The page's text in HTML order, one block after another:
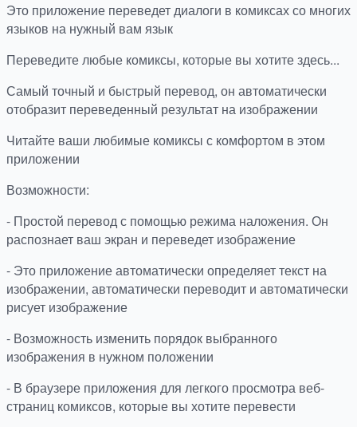
Это приложение переведет диалоги в комиксах со многих
языков на нужный вам язык
Переведите любые комиксы, которые вы хотите здесь...
Самый точный и быстрый перевод, он автоматически
отобразит переведенный результат на изображении
Читайте ваши любимые комиксы с комфортом в этом
приложении
Возможности:
- Простой перевод с помощью режима наложения. Он
распознает ваш экран и переведет изображение
- Это приложение автоматически определяет текст на
изображении, автоматически переводит и автоматически
рисует изображение
- Возможность изменить порядок выбранного
изображения в нужном положении
- В браузере приложения для легкого просмотра веб-
страниц комиксов, которые вы хотите перевести